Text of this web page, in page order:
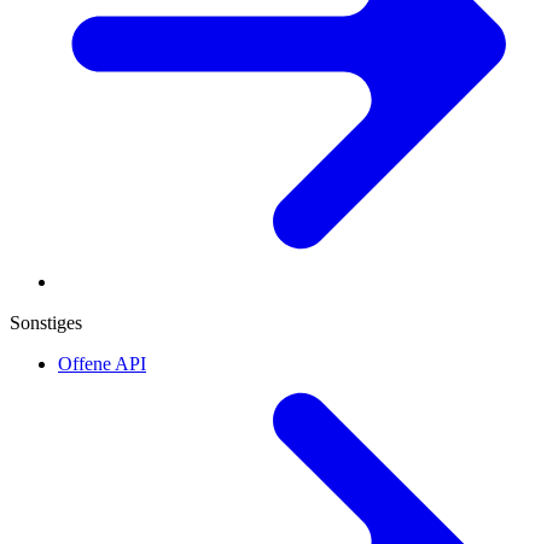
Sonstiges
Offene API